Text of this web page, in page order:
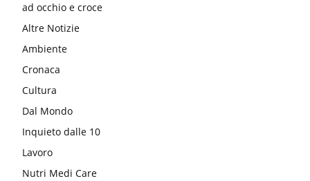
ad occhio e croce
Altre Notizie
Ambiente
Cronaca
Cultura
Dal Mondo
Inquieto dalle 10
Lavoro
Nutri Medi Care